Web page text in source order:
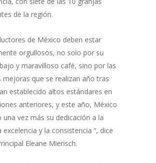
de la región.
de México deben estar
orgullosos, no solo por su
y maravilloso café, sino por las
mejoras que se realizan año tras
establecido altos estándares en
anteriores, y este año, México
una vez más su dedicación a la
excelencia y la consistencia “, dice
Eleane Mierisch.